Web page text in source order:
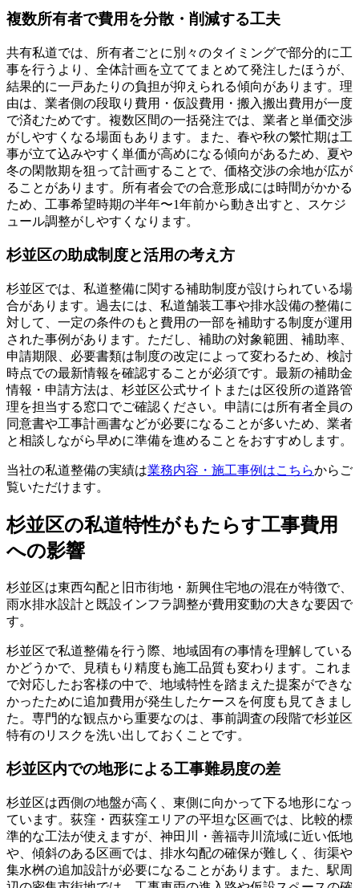
複数所有者で費用を分散・削減する工夫
共有私道では、所有者ごとに別々のタイミングで部分的に工
事を行うより、全体計画を立ててまとめて発注したほうが、
結果的に一戸あたりの負担が抑えられる傾向があります。理
由は、業者側の段取り費用・仮設費用・搬入搬出費用が一度
で済むためです。複数区間の一括発注では、業者と単価交渉
がしやすくなる場面もあります。また、春や秋の繁忙期は工
事が立て込みやすく単価が高めになる傾向があるため、夏や
冬の閑散期を狙って計画することで、価格交渉の余地が広が
ることがあります。所有者会での合意形成には時間がかかる
ため、工事希望時期の半年〜1年前から動き出すと、スケジ
ュール調整がしやすくなります。
杉並区の助成制度と活用の考え方
杉並区では、私道整備に関する補助制度が設けられている場
合があります。過去には、私道舗装工事や排水設備の整備に
対して、一定の条件のもと費用の一部を補助する制度が運用
された事例があります。ただし、補助の対象範囲、補助率、
申請期限、必要書類は制度の改定によって変わるため、検討
時点での最新情報を確認することが必須です。最新の補助金
情報・申請方法は、杉並区公式サイトまたは区役所の道路管
理を担当する窓口でご確認ください。申請には所有者全員の
同意書や工事計画書などが必要になることが多いため、業者
と相談しながら早めに準備を進めることをおすすめします。
当社の私道整備の実績は業務内容・施工事例はこちらからご
覧いただけます。
杉並区の私道特性がもたらす工事費用
への影響
杉並区は東西勾配と旧市街地・新興住宅地の混在が特徴で、
雨水排水設計と既設インフラ調整が費用変動の大きな要因で
す。
杉並区で私道整備を行う際、地域固有の事情を理解している
かどうかで、見積もり精度も施工品質も変わります。これま
で対応したお客様の中で、地域特性を踏まえた提案ができな
かったために追加費用が発生したケースを何度も見てきまし
た。専門的な観点から重要なのは、事前調査の段階で杉並区
特有のリスクを洗い出しておくことです。
杉並区内での地形による工事難易度の差
杉並区は西側の地盤が高く、東側に向かって下る地形になっ
ています。荻窪・西荻窪エリアの平坦な区画では、比較的標
準的な工法が使えますが、神田川・善福寺川流域に近い低地
や、傾斜のある区画では、排水勾配の確保が難しく、街渠や
集水桝の追加設計が必要になることがあります。また、駅周